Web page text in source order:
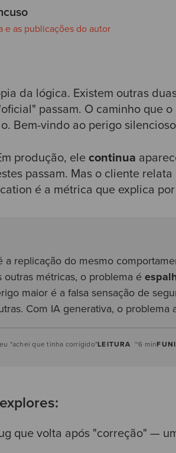
e as publicações do autor
da lógica. Existem outras
passam. O caminho que
Bem-vindo ao perigo
produção, ele continua
passam. Mas o cliente
é a métrica que explica
a replicação do mesmo
outras métricas, o problema é
maior é a falsa sensação de
Com IA generativa, o problema
"achei que tinha corrigido"LEITURA ~6 min
que volta após "correção" —